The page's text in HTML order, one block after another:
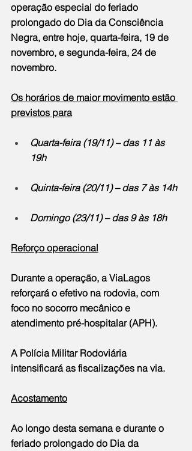
operação especial do feriado
prolongado do Dia da Consciência
Negra, entre hoje, quarta-feira, 19 de
novembro, e segunda-feira, 24 de
novembro.
Os horários de maior movimento estão
previstos para
Quarta-feira (19/11) – das 11 às
19h
Quinta-feira (20/11) – das 7 às 14h
Domingo (23/11) – das 9 às 18h
Reforço operacional
Durante a operação, a ViaLagos
reforçará o efetivo na rodovia, com
foco no socorro mecânico e
atendimento pré-hospitalar (APH).
A Polícia Militar Rodoviária
intensificará as fiscalizações na via.
Acostamento
Ao longo desta semana e durante o
feriado prolongado do Dia da